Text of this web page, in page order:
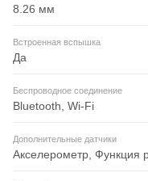
8.26 мм
Встроенная вспышка
Да
Беспроводное соединение
Bluetooth, Wi-Fi
Дополнительные датчики
Акселерометр, Функция